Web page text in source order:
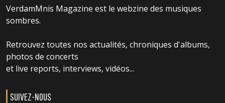
VerdamMnis Magazine est le webzine des musiques
sombres.
Retrouvez toutes nos actualités, chroniques d'albums,
photos de concerts
et live reports, interviews, vidéos...
SUIVEZ-NOUS